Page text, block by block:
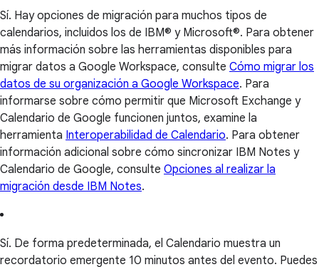
Sí. Hay opciones de migración para muchos tipos de
calendarios, incluidos los de IBM® y Microsoft®. Para obtener
más información sobre las herramientas disponibles para
migrar datos a Google Workspace, consulte Cómo migrar los
datos de su organización a Google Workspace. Para
informarse sobre cómo permitir que Microsoft Exchange y
Calendario de Google funcionen juntos, examine la
herramienta Interoperabilidad de Calendario. Para obtener
información adicional sobre cómo sincronizar IBM Notes y
Calendario de Google, consulte Opciones al realizar la
migración desde IBM Notes.
Sí. De forma predeterminada, el Calendario muestra un
recordatorio emergente 10 minutos antes del evento. Puedes